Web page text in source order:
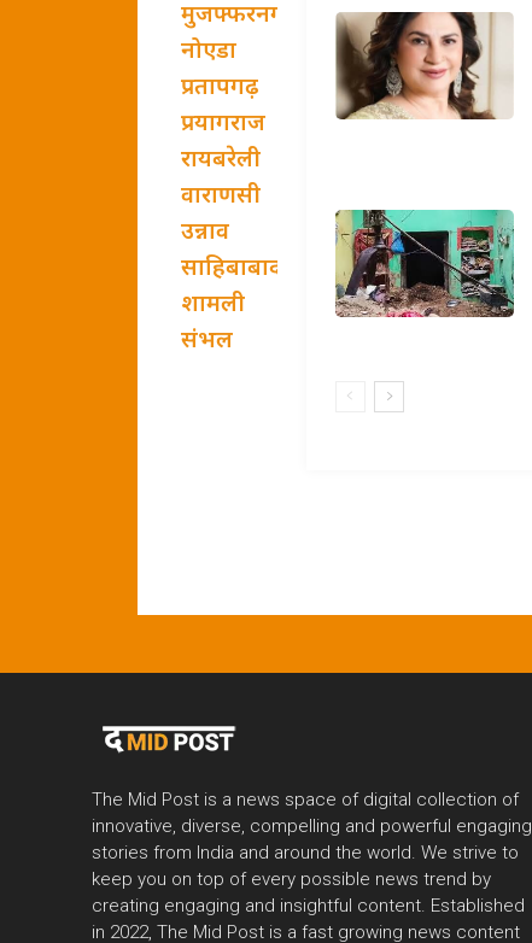
मुजफ्फरनगर
नोएडा
प्रतापगढ़
प्रयागराज
रायबरेली
वाराणसी
उन्नाव
साहिबाबाद
शामली
संभल
The Mid Post is a news space of digital collection of
innovative, diverse, compelling and powerful engaging
stories from India and around the world. We strive to
keep you on top of every possible news trend by
creating engaging and insightful content. Established
in 2022, The Mid Post is a fast growing news content